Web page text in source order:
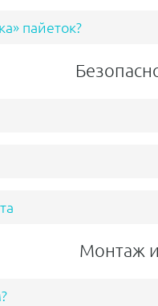
пайеток?
Монтаж